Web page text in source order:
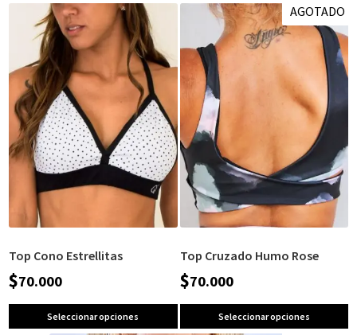
Top Cono Estrellitas
$70.000
Seleccionar opciones
AGOTADO
Top Cruzado Humo Rose
$70.000
Seleccionar opciones